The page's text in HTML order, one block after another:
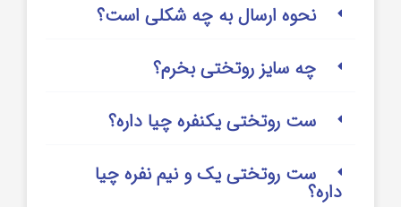
نحوه ارسال به چه شکلی است؟
چه سایز روتختی بخرم؟
ست روتختی یکنفره چیا داره؟
ست روتختی یک و نیم نفره چیا
داره؟